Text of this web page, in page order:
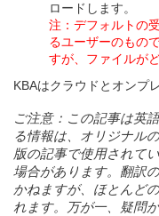
ロードします。
注：デフォルトの
るユーザーのもの
すが、ファイルが
KBAはクラウドとオンプ
ご注意： この記事は英語
る情報は オリジナルの
版の記事で使用されて
場合があります。翻訳の
かねますが、 ほとんどの
れます。万が一、疑問が